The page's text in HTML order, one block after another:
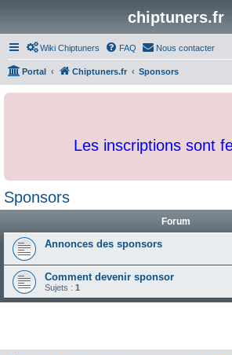
chiptuners.fr
Wiki Chiptuners FAQ Nous contacter
Portal Chiptuners.fr Sponsors
Les inscriptions sont
Sponsors
Forum
Annonces des sponsors
Comment devenir sponsor
Sujets : 1